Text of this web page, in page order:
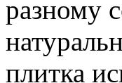
разному
плитка